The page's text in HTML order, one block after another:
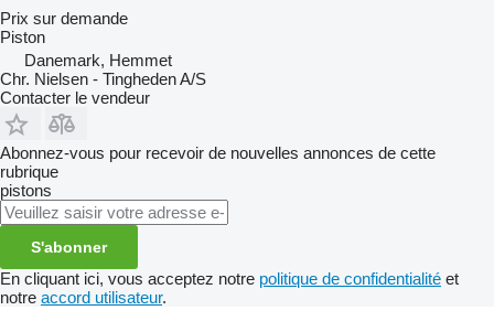
Prix sur demande
Piston
Danemark, Hemmet
Chr. Nielsen - Tingheden A/S
Contacter le vendeur
Abonnez-vous pour recevoir de nouvelles annonces de cette
rubrique
pistons
S'abonner
En cliquant ici, vous acceptez notre politique de confidentialité et
notre accord utilisateur.